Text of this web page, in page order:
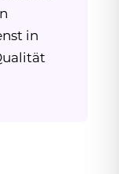
in